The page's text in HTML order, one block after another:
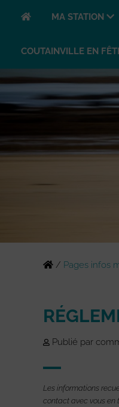
MA STATION
COUTAINVILLE EN
/ Pages infos
Publié par
Les informations
contact avec vous en